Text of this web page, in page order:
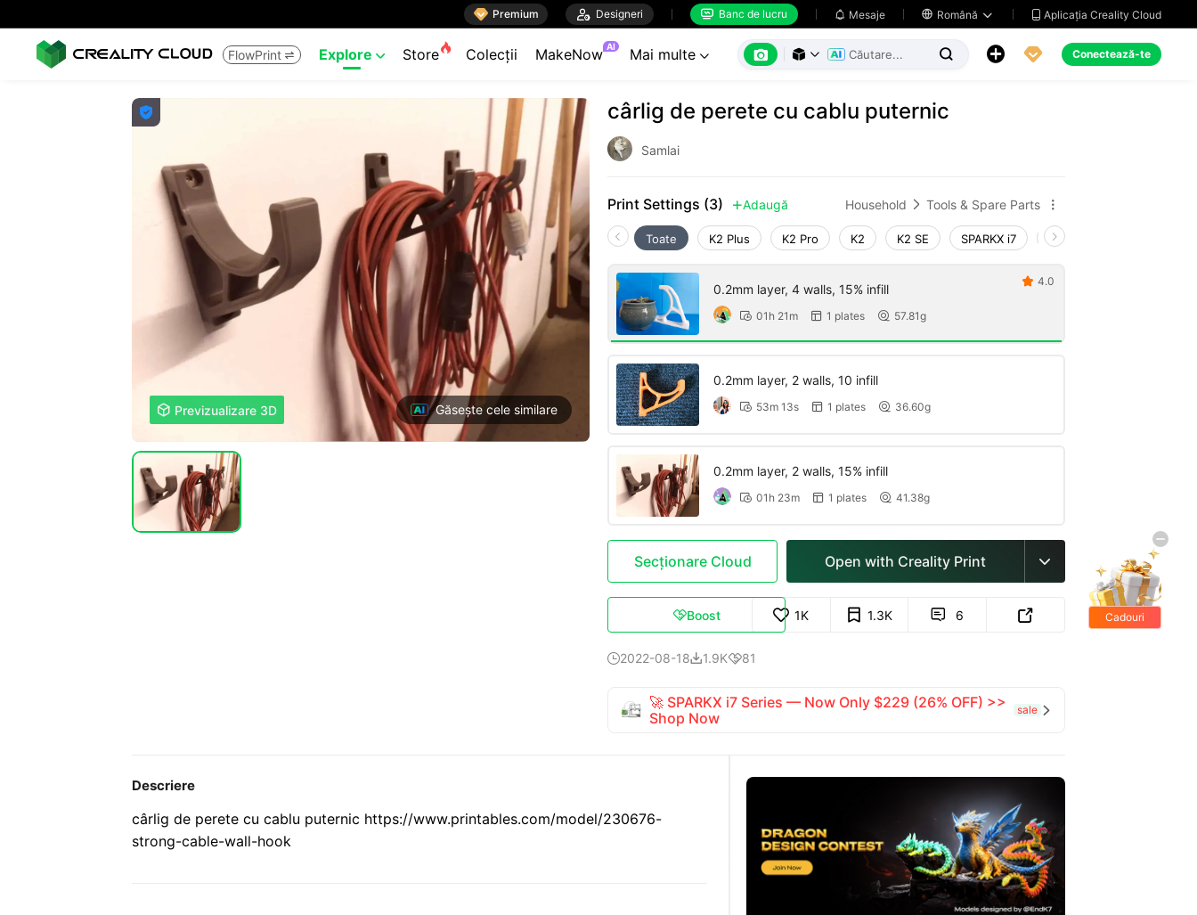
 Premium  Designeri  Banc de lucru  Mesaje  Română   Aplicația Creality Cloud
FlowPrint  Explore  Store Colecții MakeNow AI Mai multe        Conectează-te

 Previzualizare 3D Găsește cele similare
cârlig de perete cu cablu puternic
Samlai
Print Settings (3) Adaugă Household  Tools & Spare Parts 
Toate K2 Plus K2 Pro K2 K2 SE SPARKX i7 Creality Hi
0.2mm layer, 4 walls, 15% infill
 01h 21m  1 plates  57.81g
 4.0
0.2mm layer, 2 walls, 10 infill
 53m 13s  1 plates  36.60g
0.2mm layer, 2 walls, 15% infill
 01h 23m  1 plates  41.38g
Secționare Cloud Open with Creality Print 
Boost 1K 1.3K  6 
2022-08-181.9K81
🚀 SPARKX i7 Series — Now Only $229 (26% OFF) >>
Shop Now
sale 
Descriere
cârlig de perete cu cablu puternic https://www.printables.com/model/230676-
strong-cable-wall-hook
Cadouri